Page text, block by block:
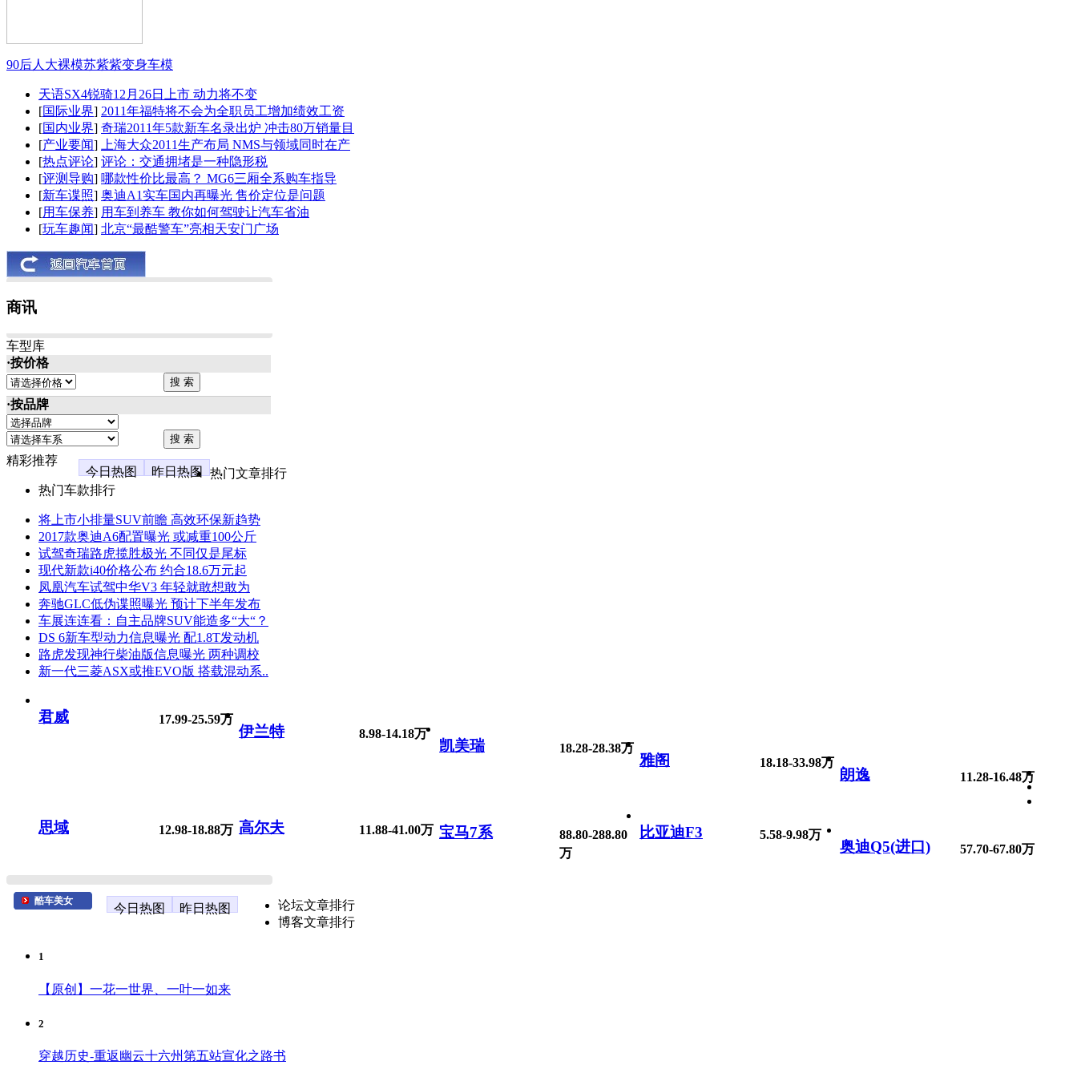
90后人大裸模苏紫紫变身车模
天语SX4锐骑12月26日上市 动力将不变
[国际业界] 2011年福特将不会为全职员工增加绩效工资
[国内业界] 奇瑞2011年5款新车名录出炉 冲击80万销量目
[产业要闻]
上海大众2011生产布局 NMS与领域同时在产
[热点评论] 评论：交通拥堵是一种隐形税
[评测导购] 哪款性价比最高？ MG6三厢全系购车指导
[新车谍照] 奥迪A1实车国内再曝光 售价定位是问题
[用车保养] 用车到养车 教你如何驾驶让汽车省油
[玩车趣闻] 北京“最酷警车”亮相天安门广场
商讯
车型库
·按价格
·按品牌
精彩推荐
今日热图
昨日热图
热门文章排行
热门车款排行
将上市小排量SUV前瞻 高效环保新趋势
2017款奥迪A6配置曝光 或减重100公斤
试驾奇瑞路虎揽胜极光 不同仅是尾标
现代新款i40价格公布 约合18.6万元起
凤凰汽车试驾中华V3 年轻就敢想敢为
奔驰GLC低伪谍照曝光 预计下半年发布
车展连连看：自主品牌SUV能造多“大“？
DS 6新车型动力信息曝光 配1.8T发动机
路虎发现神行柴油版信息曝光 两种调校
新一代三菱ASX或推EVO版 搭载混动系..
君威 17.99-25.59万
伊兰特 8.98-14.18万
凯美瑞 18.28-28.38万
雅阁 18.18-33.98万
朗逸 11.28-16.48万
思域 12.98-18.88万 高尔夫 11.88-41.00万 宝马7系
88.80-288.80
万
比亚迪F3 5.58-9.98万
奥迪Q5(进口) 57.70-67.80万
酷车美女
今日热图 昨日热图
论坛文章排行
博客文章排行
1
【原创】一花一世界、一叶一如来
2
穿越历史-重返幽云十六州第五站宣化之路书